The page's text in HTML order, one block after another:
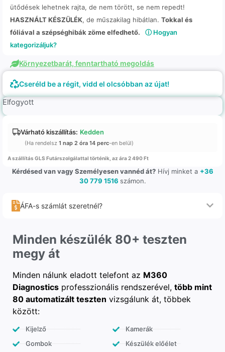
ütődések lehetnek rajta, de nem törött, se nem repedt!
HASZNÁLT KÉSZÜLÉK, de műszakilag hibátlan. Tokkal és
fóliával a szépséghibák zöme elfedhető.
ⓘ Hogyan
kategorizáljuk?
Környezetbarát, fenntartható megoldás
Cseréld be a régit, vidd el olcsóbban az újat!
Elfogyott
Várható kiszállítás: Kedden
(Ha rendelsz 1 nap 2 óra 14 perc-en belül)
A szállítás GLS Futárszolgálattal történik, az ára 2 490 Ft
Kérdésed van vagy Személyesen vannéd át?Hívj minket a +36
30 779 1516 számon.
ÁFA-s számlát szeretnél?
Minden készülék 80+ teszten
megy át
Minden nálunk eladott telefont az M360
Diagnostics professzionális rendszerével, több mint
80 automatizált teszten vizsgálunk át, többek
között:
Kijelző
Gombok
Kamerák
Készülék előélet